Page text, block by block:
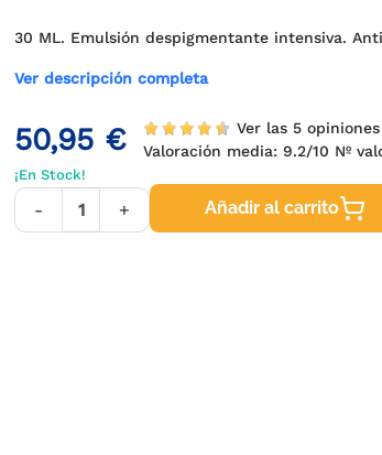
30 ML. Emulsión despigmentante intensiva.
Ver descripción completa
50,95 €
Ver las 5 opiniones
Valoración media: 9.2/10 Nº
¡En Stock!
- + Añadir al carrito